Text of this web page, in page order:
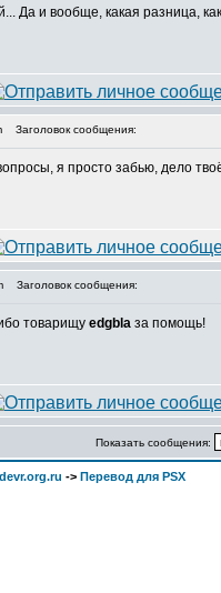
Да и вообще, какая разница,
Заголовок сообщения:
я просто забью, дело
Заголовок сообщения:
товарищу edgbla за помощь!
Показать сообщения:
-> Перевод для PSX